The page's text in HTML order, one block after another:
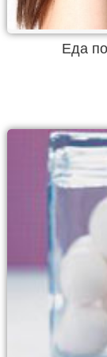
Еда